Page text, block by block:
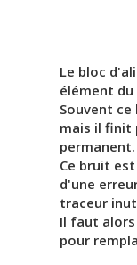
Le bloc
élément
Souvent
mais il finit
permanent.
Ce bruit
d'une
traceur
Il faut
pour